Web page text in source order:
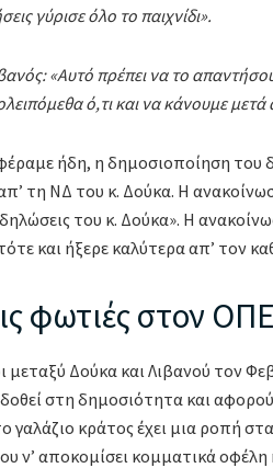
γύρισε όλο το παιχνίδι».
«Αυτό πρέπει να το
ό,τι και να κάνουμε
ήδη, η δημοσιοποίηση του
τη ΝΔ του κ. Δούκα. Η
του κ. Δούκα». Η
και ήξερε καλύτερα απ’ τον
φωτιές στον
μεταξύ Δούκα και Λιβανού τον
στη δημοσιότητα και
γαλάζιο κράτος έχει μια ροπή
ν’ αποκομίσει κομματικά